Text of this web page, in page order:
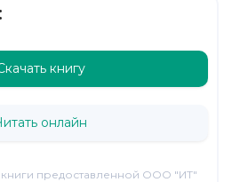
книгу
онлайн
книги предоставленной ООО "ИТ"